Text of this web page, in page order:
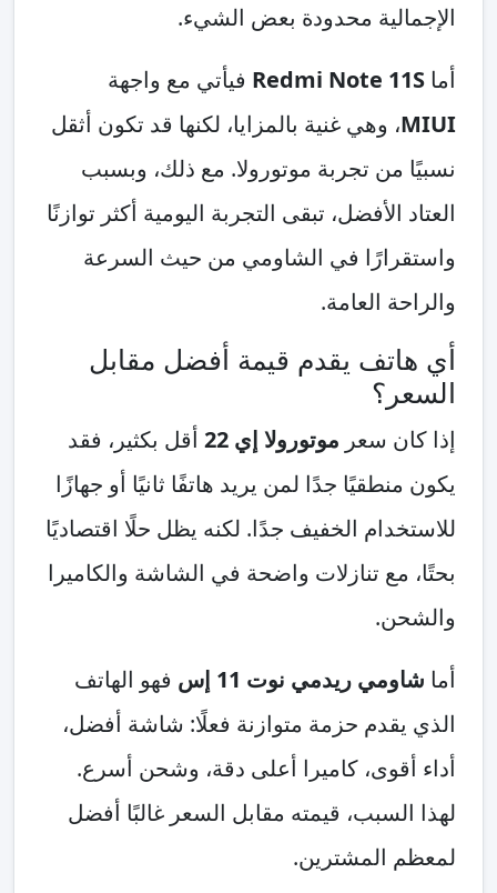
الإجمالية محدودة بعض الشيء.
أما Redmi Note 11S فيأتي مع واجهة
MIUI، وهي غنية بالمزايا، لكنها قد تكون أثقل
نسبيًا من تجربة موتورولا. مع ذلك، وبسبب
العتاد الأفضل، تبقى التجربة اليومية أكثر توازنًا
واستقرارًا في الشاومي من حيث السرعة
والراحة العامة.
أي هاتف يقدم قيمة أفضل مقابل
السعر؟
إذا كان سعر موتورولا إي 22
أقل بكثير، فقد
يكون منطقيًا جدًا لمن يريد هاتفًا ثانيًا أو جهازًا
للاستخدام الخفيف جدًا. لكنه يظل حلًا اقتصاديًا
بحتًا، مع تنازلات واضحة في الشاشة والكاميرا
والشحن.
أما شاومي ريدمي نوت 11 إس
فهو الهاتف
الذي يقدم حزمة متوازنة فعلًا: شاشة أفضل،
أداء أقوى، كاميرا أعلى دقة، وشحن أسرع.
لهذا السبب، قيمته مقابل السعر غالبًا أفضل
لمعظم المشترين.